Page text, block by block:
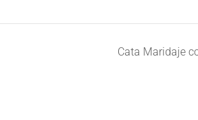
Cata Maridaje